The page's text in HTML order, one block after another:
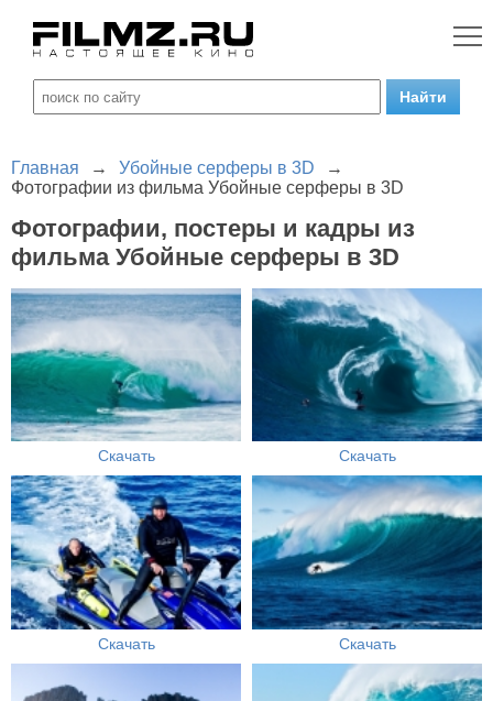
Главная → Убойные серферы в 3D
→
Фотографии из фильма Убойные серферы в 3D
Фотографии, постеры и кадры из
фильма Убойные серферы в 3D
Скачать Скачать
Скачать Скачать